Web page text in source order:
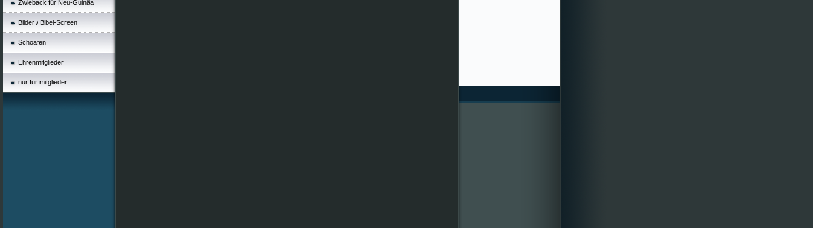
Zwieback für Neu-Guinäa
Bilder / Bibel-Screen
Schoafen
Ehrenmitglieder
nur für mitglieder